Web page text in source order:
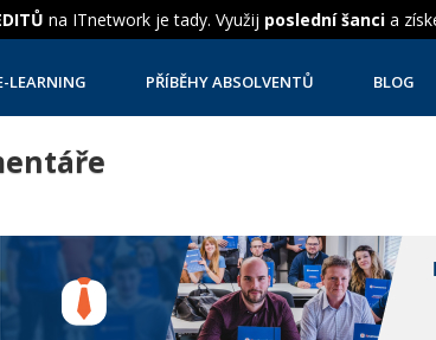
na ITnetwork je tady. Využij poslední šanci a
LEARNING PŘÍBĚHY ABSOLVENTŮ BLOG